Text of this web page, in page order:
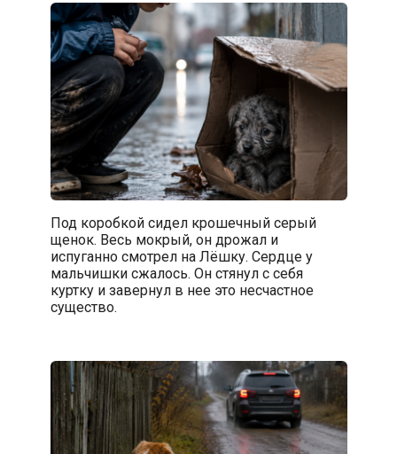
Под коробкой сидел крошечный серый
щенок. Весь мокрый, он дрожал и
испуганно смотрел на Лёшку. Сердце у
мальчишки сжалось. Он стянул с себя
куртку и завернул в нее это несчастное
существо.